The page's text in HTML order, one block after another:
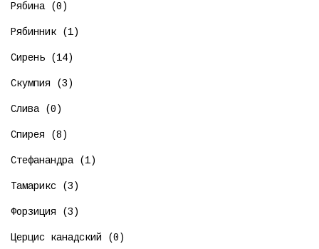
Рябина (0)
Рябинник (1)
Сирень (14)
Скумпия (3)
Слива (0)
Спирея (8)
Стефанандра (1)
Тамарикс (3)
Форзиция (3)
Церцис канадский (0)